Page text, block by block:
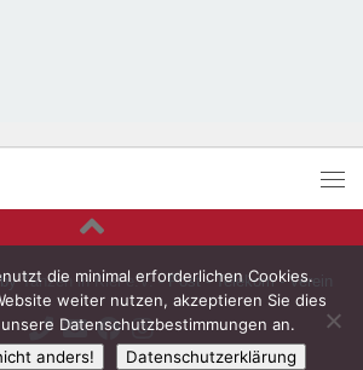
byTanzen in Kiel e.V.- Post - Telekom - Verein
die minimal erforderlichen Cookies.
weiter nutzen, akzeptieren Sie dies
Datenschutzbestimmungen an.
anders!
Datenschutzerklärung